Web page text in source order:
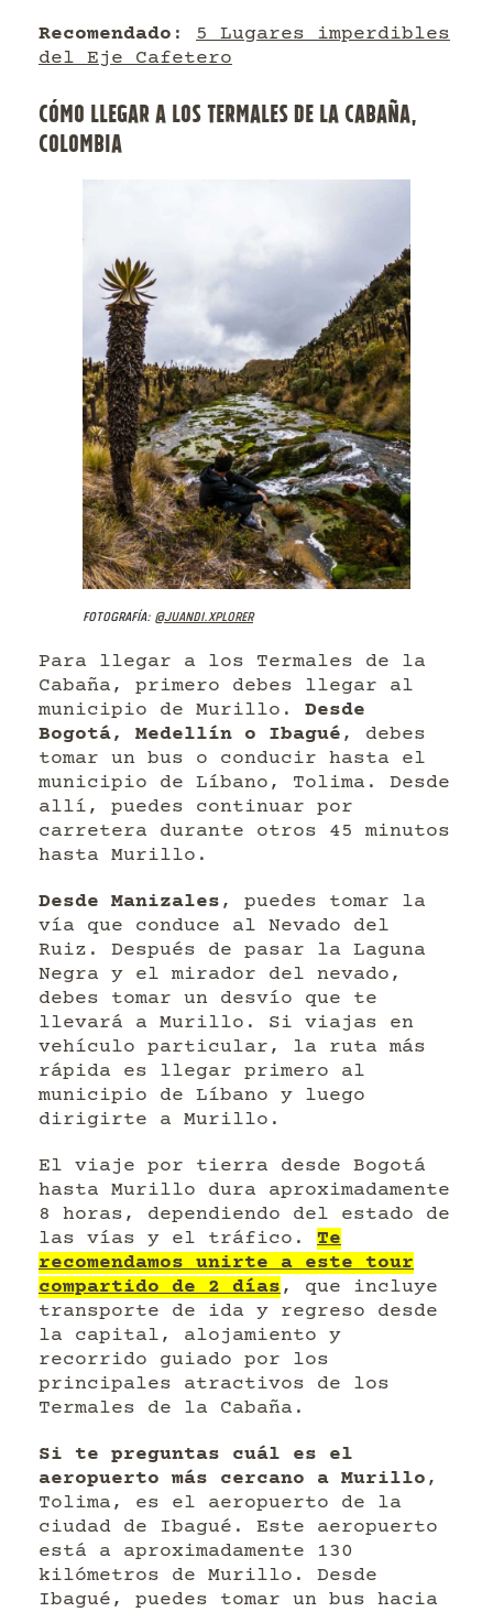
Recomendado : 5 Lugares imperdibles
del Eje Cafetero
CÓMO LLEGAR A LOS TERMALES DE LA CABAÑA,
COLOMBIA
Fotografía: @juandi.xplorer
Para llegar a los Termales de la
Cabaña, primero debes llegar al
municipio de Murillo. Desde
Bogotá, Medellín o Ibagué , debes
tomar un bus o conducir hasta el
municipio de Líbano, Tolima. Desde
allí, puedes continuar por
carretera durante otros 45 minutos
hasta Murillo.
Desde Manizales , puedes tomar la
vía que conduce al Nevado del
Ruiz. Después de pasar la Laguna
Negra y el mirador del nevado,
debes tomar un desvío que te
llevará a Murillo. Si viajas en
vehículo particular, la ruta más
rápida es llegar primero al
municipio de Líbano y luego
dirigirte a Murillo.
El viaje por tierra desde Bogotá
hasta Murillo dura aproximadamente
8 horas, dependiendo del estado de
las vías y el tráfico. Te
recomendamos unirte a este tour
compartido de 2 días, que incluye
transporte de ida y regreso desde
la capital, alojamiento y
recorrido guiado por los
principales atractivos de los
Termales de la Cabaña.
Si te preguntas cuál es el
aeropuerto más cercano a Murillo ,
Tolima, es el aeropuerto de la
ciudad de Ibagué. Este aeropuerto
está a aproximadamente 130
kilómetros de Murillo. Desde
Ibagué, puedes tomar un bus hacia